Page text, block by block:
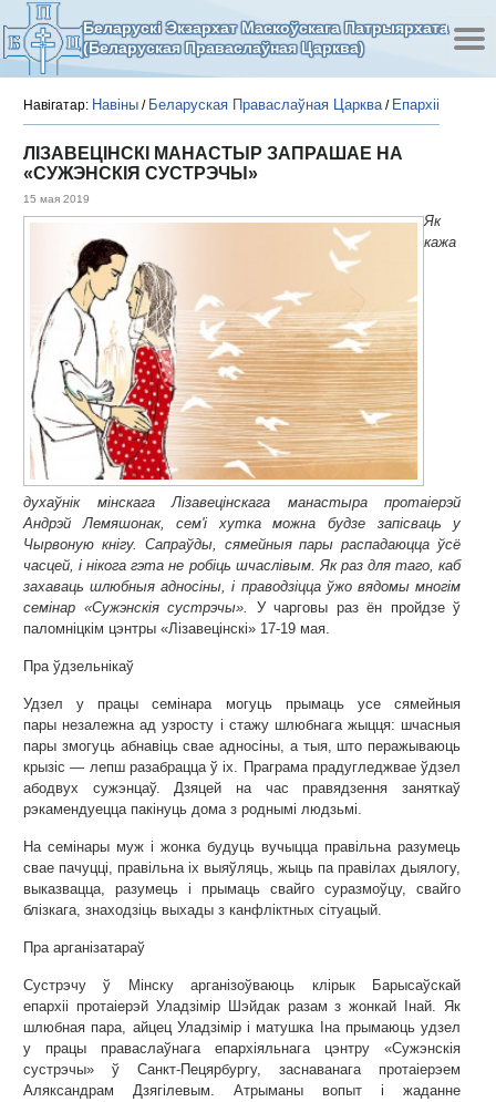
Беларускі Экзархат Маскоўскага Патрыярхата
(Беларуская Праваслаўная Царква)
Навігатар: Навіны / Беларуская Праваслаўная Царква/ Епархіі
ЛІЗАВЕЦІНСКІ МАНАСТЫР ЗАПРАШАЕ НА
«СУЖЭНСКІЯ СУСТРЭЧЫ»
15 мая 2019
Як
кажа
духаўнік мінскага Лізавецінскага манастыра протаіерэй
Андрэй Лемяшонак, сем'і хутка можна будзе запісваць у
Чырвоную кнігу. Сапраўды, сямейныя пары распадаюцца ўсё
часцей, і нікога гэта не робіць шчаслівым. Як раз для таго, каб
захаваць шлюбныя адносіны, і праводзіцца ўжо вядомы многім
семінар «Сужэнскія сустрэчы». У чарговы раз ён пройдзе ў
паломніцкім цэнтры «Лізавецінскі» 17-19 мая.
Пра ўдзельнікаў
Удзел у працы семінара могуць прымаць усе сямейныя
пары незалежна ад узросту і стажу шлюбнага жыцця: шчасныя
пары змогуць абнавіць свае адносіны, а тыя, што перажываюць
крызіс — лепш разабрацца ў іх. Праграма прадугледжвае ўдзел
абодвух сужэнцаў. Дзяцей на час правядзення заняткаў
рэкамендуецца пакінуць дома з роднымі людзьмі.
На семінары муж і жонка будуць вучыцца правільна разумець
свае пачуцці, правільна іх выяўляць, жыць па правілах дыялогу,
выказвацца, разумець і прымаць свайго суразмоўцу, свайго
блізкага, знаходзіць выхады з канфліктных сітуацый.
Пра арганізатараў
Сустрэчу ў Мінску арганізоўваюць клірык Барысаўскай
епархіі протаіерэй Уладзімір Шэйдак разам з жонкай Інай. Як
шлюбная пара, айцец Уладзімір і матушка Іна прымаюць удзел
у працы праваслаўнага епархіяльнага цэнтру «Сужэнскія
сустрэчы» ў Санкт-Пецярбургу, заснаванага протаіерэем
Аляксандрам Дзягілевым. Атрыманы вопыт і жаданне